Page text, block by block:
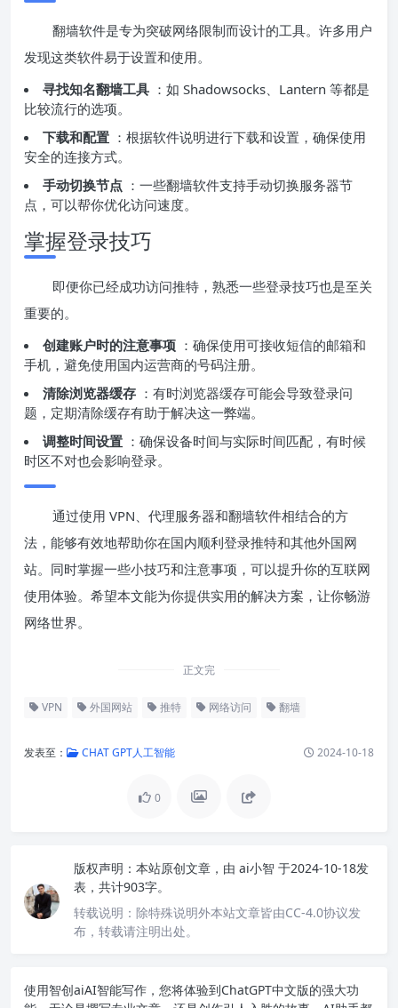
翻墙软件是专为突破网络限制而设计的工具。许多用户
发现这类软件易于设置和使用。
寻找知名翻墙工具 ：如 Shadowsocks、Lantern 等都是
比较流行的选项。
下载和配置 ：根据软件说明进行下载和设置，确保使用
安全的连接方式。
手动切换节点 ：一些翻墙软件支持手动切换服务器节
点，可以帮你优化访问速度。
掌握登录技巧
即便你已经成功访问推特，熟悉一些登录技巧也是至关
重要的。
创建账户时的注意事项 ：确保使用可接收短信的邮箱和
手机，避免使用国内运营商的号码注册。
清除浏览器缓存 ：有时浏览器缓存可能会导致登录问
题，定期清除缓存有助于解决这一弊端。
调整时间设置 ：确保设备时间与实际时间匹配，有时候
时区不对也会影响登录。
通过使用 VPN、代理服务器和翻墙软件相结合的方
法，能够有效地帮助你在国内顺利登录推特和其他外国网
站。同时掌握一些小技巧和注意事项，可以提升你的互联网
使用体验。希望本文能为你提供实用的解决方案，让你畅游
网络世界。
正文完
VPN 外国网站 推特 网络访问 翻墙
发表至： CHAT GPT人工智能 2024-10-18
0
版权声明： 本站原创文章，由 ai小智 于2024-10-18发
表，共计903字。
转载说明： 除特殊说明外本站文章皆由CC-4.0协议发
布，转载请注明出处。
使用智创aiAI智能写作 ，您将体验到ChatGPT中文版的强大功